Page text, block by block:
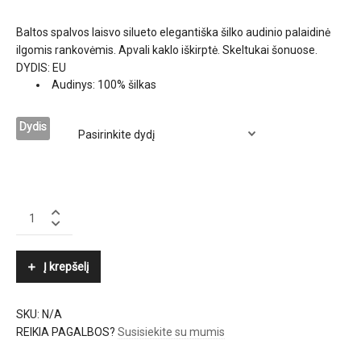
Baltos spalvos laisvo silueto elegantiška šilko audinio palaidinė
ilgomis rankovėmis. Apvali kaklo iškirptė. Skeltukai šonuose.
DYDIS: EU
Audinys: 100% šilkas
Dydis
CAIN
Į krepšelį
SKU: N/A
REIKIA PAGALBOS? Susisiekite su mumis